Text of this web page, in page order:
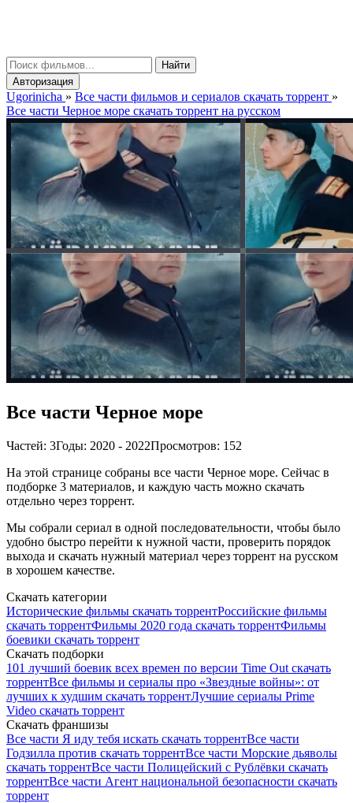
Найти
Авторизация
Ugorinicha » Все части фильмов и сериалов скачать торрент »
Все части Черное море скачать торрент на русском
Все части Черное море
Частей: 3Годы: 2020 - 2022Просмотров: 152
На этой странице собраны все части Черное море. Сейчас в
подборке 3 материалов, и каждую часть можно скачать
отдельно через торрент.
Мы собрали сериал в одной последовательности, чтобы было
удобно быстро перейти к нужной части, проверить порядок
выхода и скачать нужный материал через торрент на русском
в хорошем качестве.
Скачать категории
Исторические фильмы скачать торрентРоссийские фильмы
скачать торрентФильмы 2020 года скачать торрентФильмы
боевики скачать торрент
Скачать подборки
101 лучший боевик всех времен по версии Time Out скачать
торрентВсе фильмы и сериалы про «Звездные войны»: от
лучших к худшим скачать торрентЛучшие сериалы Prime
Video скачать торрент
Скачать франшизы
Все части Я иду тебя искать скачать торрентВсе части
Годзилла против скачать торрентВсе части Морские дьяволы
скачать торрентВсе части Полицейский с Рублёвки скачать
торрентВсе части Агент национальной безопасности скачать
торрент